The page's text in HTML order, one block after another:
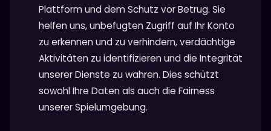
Plattform und dem Schutz vor Betrug. Sie
helfen uns, unbefugten Zugriff auf Ihr Konto
zu erkennen und zu verhindern, verdächtige
Aktivitäten zu identifizieren und die Integrität
unserer Dienste zu wahren. Dies schützt
sowohl Ihre Daten als auch die Fairness
unserer Spielumgebung.